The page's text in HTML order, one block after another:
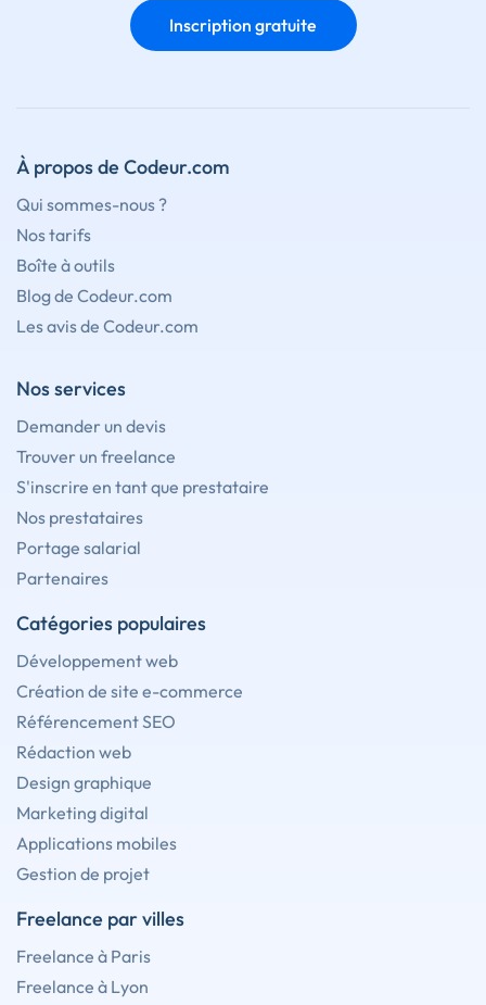
Inscription gratuite
À propos de Codeur.com
Qui sommes-nous ?
Nos tarifs
Boîte à outils
Blog de Codeur.com
Les avis de Codeur.com
Nos services
Demander un devis
Trouver un freelance
S'inscrire en tant que prestataire
Nos prestataires
Portage salarial
Partenaires
Catégories populaires
Développement web
Création de site e-commerce
Référencement SEO
Rédaction web
Design graphique
Marketing digital
Applications mobiles
Gestion de projet
Freelance par villes
Freelance à Paris
Freelance à Lyon